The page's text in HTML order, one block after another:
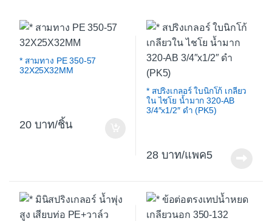
* สามทาง PE 350-57
32X25X32MM
20 /ชิ้น
* สปริงเกลอร์ ใบนิกโก้ เกลียว
ใน ไชโย น้ำมาก 320-AB
3/4″x1/2″ ดำ (PK5)
28 /แพค5